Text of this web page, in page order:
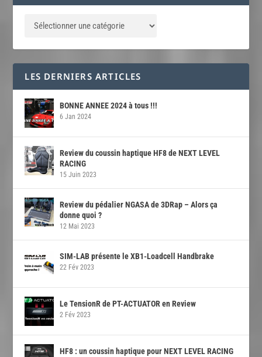
LES DERNIERS ARTICLES
BONNE ANNEE 2024 à tous !!!
6 Jan 2024
Review du coussin haptique HF8 de NEXT LEVEL
RACING
15 Juin 2023
Review du pédalier NGASA de 3DRap – Alors ça
donne quoi ?
12 Mai 2023
SIM-LAB présente le XB1-Loadcell Handbrake
22 Fév 2023
Le TensionR de PT-ACTUATOR en Review
2 Fév 2023
HF8 : un coussin haptique pour NEXT LEVEL RACING